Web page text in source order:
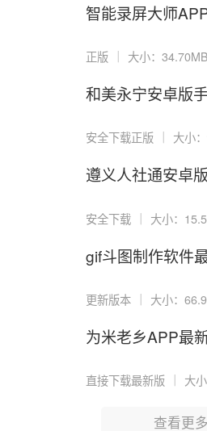
智能录屏大师
正版 ｜ 大小：34.70MB
和美永宁安卓版
安全下载正版 大小
遵义人社通安卓
安全下载 ｜ 大小：
gif斗图制作软件
更新版本 ｜ 大小：
为米老乡APP最
直接下载最新版 大
查看更多